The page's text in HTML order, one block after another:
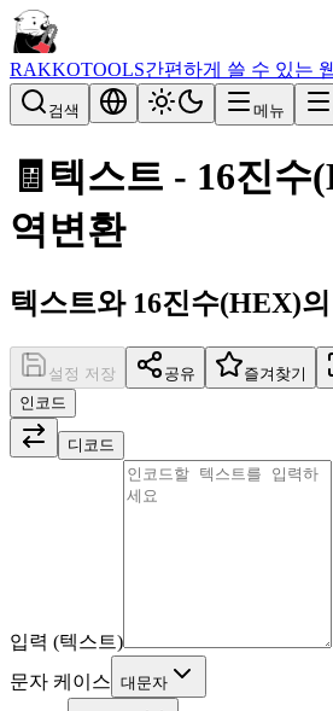
RAKKOTOOLS간편하게 쓸 수 있는
검색 메뉴
🧾 텍스트 - 16진수
역변환
텍스트와 16진수(HEX)
설정 저장 공유 즐겨찾기
인코드
디코드
입력 (텍스트)
문자 케이스 대문자